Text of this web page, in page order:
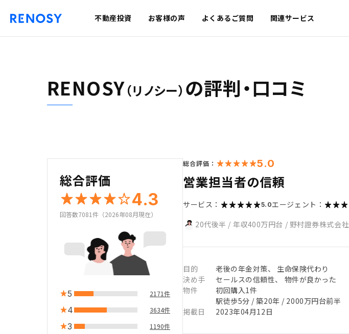
不動産投資 お客様の声 よくあるご質問 関連サービス
RENOSY（リノシー） の評判・口コミ
総合評価
4.3
回答数7081件（2026年08月現在）
5 2171件
4 3634件
3 1190件
総合評価： 5.0
営業担当者の信頼
サービス： 5.0エージェント：
20代後半 / 年収400万円台 / 野村證券株式会社
目的
老後の年金対策、 生命保険代わり
決め手
セールスの信頼性、 物件が良かった
物件
初回購入1件
駅徒歩5分 / 築20年 / 2000万円台前半
掲載日
2023年04月12日